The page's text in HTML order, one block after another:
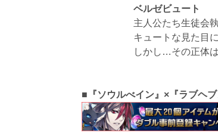
ベルゼビュート
主人公たち生徒会
キュートな見た目
しかし…その正体
■『ソウルべイン』×『ラブヘ